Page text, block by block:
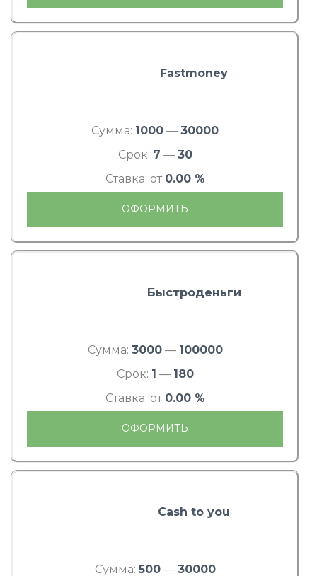
Fastmoney
Сумма: 1000 — 30000
Срок: 7 — 30
Ставка: от 0.00 %
ОФОРМИТЬ
Быстроденьги
Сумма: 3000— 100000
Срок: 1 — 180
Ставка: от 0.00 %
ОФОРМИТЬ
Cash to you
Сумма: 500— 30000